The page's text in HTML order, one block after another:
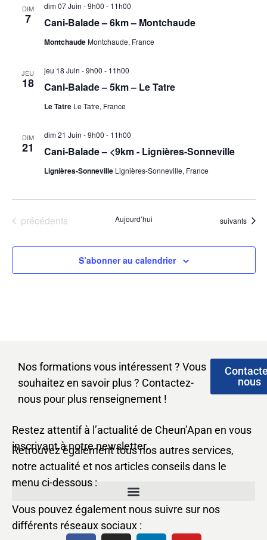
DIM
7 Cani-Balade – 6km – Montchaude
dim 07 Juin - 9h00 - 11h00
MontchaudeMontchaude, France
JEU
18 Cani-Balade – 5km – Le Tatre
jeu 18 Juin - 9h00 - 11h00
Le Tatre Le Tatre, France
DIM
21 Cani-Balade – <9km - Lignières-Sonneville
dim 21 Juin - 9h00 - 11h00
Lignières-Sonneville Lignières-Sonneville, France
Évènements
précédents Aujourd’hui Évènements
suivants
S’abonner au calendrier
Nos formations vous intéressent ? Vous
souhaitez en savoir plus ? Contactez-
nous pour plus renseignement !
nous
Restez attentif à l’actualité de Cheun’Apan en vous
inscrivant à notre newsletter.
Retrouvez également tous nos autres services,
notre actualité et nos articles conseils dans le
menu ci-dessous :
Vous pouvez également nous suivre sur nos
différents réseaux sociaux :